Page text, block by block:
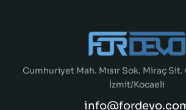
Cumhuriyet Mah. Mısır Sok. Miraç Sit.
İzmit/Kocaeli